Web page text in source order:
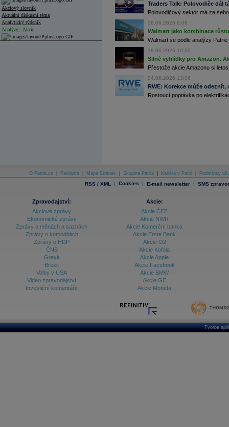
Akciový slovník
Aktuální diskusní téma
Analytický týdeník
Analýzy - Akcie
Archiv - Měnová politika
Archiv - Treasury alerty
Archiv - Vývoj české koruny
Archiv analýz - Makroukazatele
Ceny průmyslových výrobců - Data a prognózy
Ceny průmyslových výrobců - Graf (ČR)
Databanka - Akcie
Traders Talk: Polovodiče dál
Polovodičový sektor má za
26.06.2026 6:06
Walmart jako kombinace
Walmart se podle analýzy
18.06.2026 10:00
Silné vyhlídky pro Amazon.
Přestože akcie Amazonu si
04.06.2026 13:06
RWE: Korekce může
Rostoucí poptávka po
O Patria.cz Reklama Mapa Stránek Skupina Patria Kariéra v Patrii Podmínky
RSS / XML | Cookies | E-mail newsletter | SMS
Zpravodajství:
Akciové zprávy
Ekonomické zprávy
Zprávy o měnách a sazbách
Zprávy o komoditách
Zprávy o HDP
ČNB
Grexit
Brexit
Volby v USA
Video zpravodajství
Investiční komentáře
Akcie:
Akcie ČEZ
Akcie NWR
Akcie Komerční banka
Akcie Erste Bank
Akcie O2
Akcie Kofola
Akcie Apple
Akcie Facebook
Akcie BMW
Akcie GE
Akcie Moneta
Tvorba